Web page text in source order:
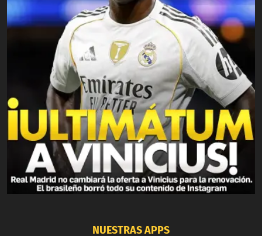
NUESTRAS APPS